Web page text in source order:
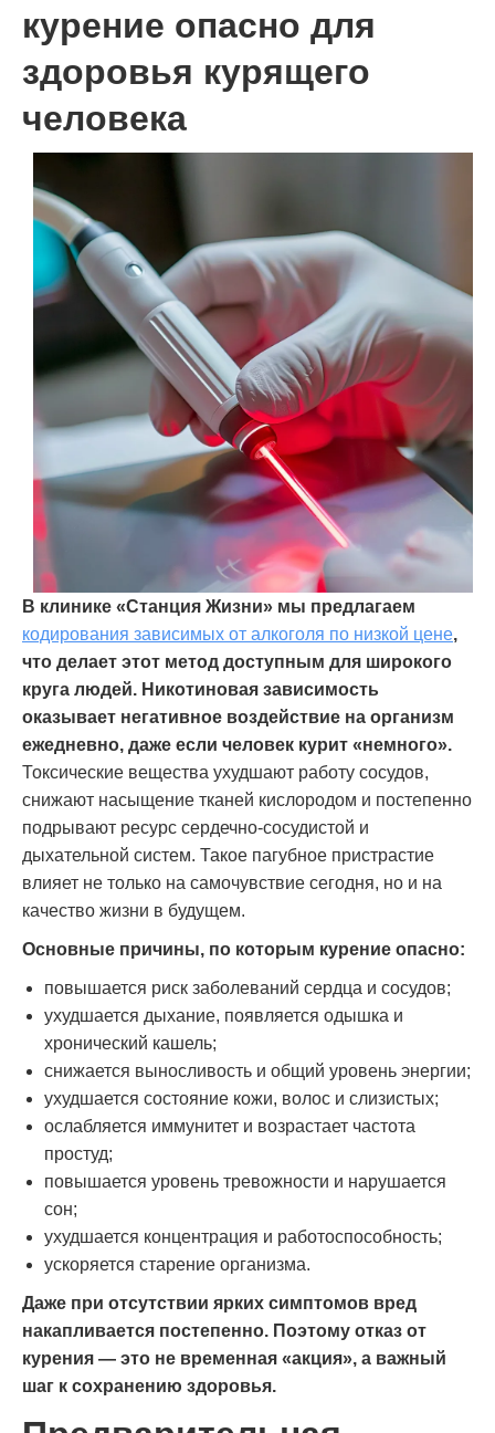
курение опасно для
здоровья курящего
человека
В клинике «Станция Жизни» мы предлагаем
кодирования зависимых от алкоголя по низкой цене,
что делает этот метод доступным для широкого
круга людей. Никотиновая зависимость
оказывает негативное воздействие на организм
ежедневно, даже если человек курит «немного».
Токсические вещества ухудшают работу сосудов,
снижают насыщение тканей кислородом и постепенно
подрывают ресурс сердечно-сосудистой и
дыхательной систем. Такое пагубное пристрастие
влияет не только на самочувствие сегодня, но и на
качество жизни в будущем.
Основные причины, по которым курение опасно:
повышается риск заболеваний сердца и сосудов;
ухудшается дыхание, появляется одышка и
хронический кашель;
снижается выносливость и общий уровень энергии;
ухудшается состояние кожи, волос и слизистых;
ослабляется иммунитет и возрастает частота
простуд;
повышается уровень тревожности и нарушается
сон;
ухудшается концентрация и работоспособность;
ускоряется старение организма.
Даже при отсутствии ярких симптомов вред
накапливается постепенно. Поэтому отказ от
курения — это не временная «акция», а важный
шаг к сохранению здоровья.